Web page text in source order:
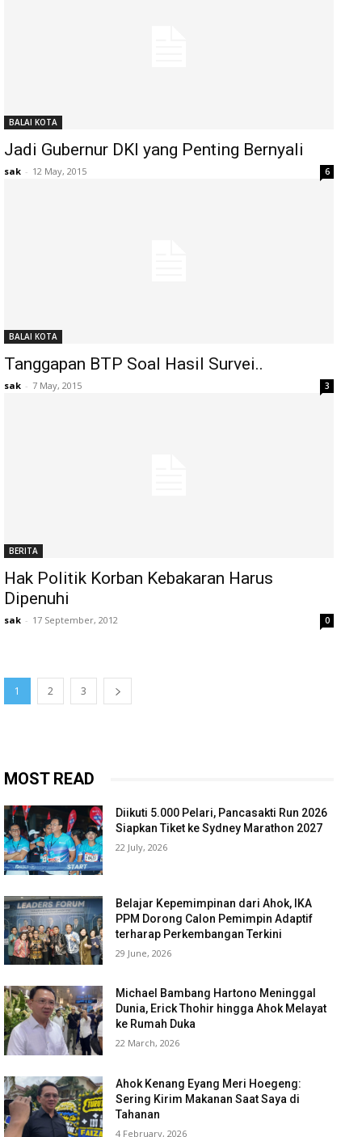
BALAI KOTA
Jadi Gubernur DKI yang Penting Bernyali
sak - 12 May, 2015 6
BALAI KOTA
Tanggapan BTP Soal Hasil Survei..
sak - 7 May, 2015 3
BERITA
Hak Politik Korban Kebakaran Harus
Dipenuhi
sak - 17 September, 2012 0
1 2 3
MOST READ
Diikuti 5.000 Pelari, Pancasakti Run 2026
Siapkan Tiket ke Sydney Marathon 2027
22 July, 2026
Belajar Kepemimpinan dari Ahok, IKA
PPM Dorong Calon Pemimpin Adaptif
terharap Perkembangan Terkini
29 June, 2026
Michael Bambang Hartono Meninggal
Dunia, Erick Thohir hingga Ahok Melayat
ke Rumah Duka
22 March, 2026
Ahok Kenang Eyang Meri Hoegeng:
Sering Kirim Makanan Saat Saya di
Tahanan
4 February, 2026